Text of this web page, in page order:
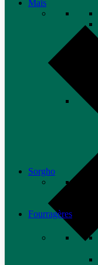
Maïs
Sorgho
Fourragères